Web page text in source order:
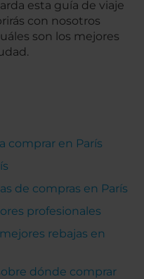
esta guía de viaje
con nosotros
son los mejores
comprar en París
de compras en París
profesionales
rebajas en
dónde comprar